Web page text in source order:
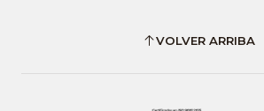
VOLVER ARRIBA